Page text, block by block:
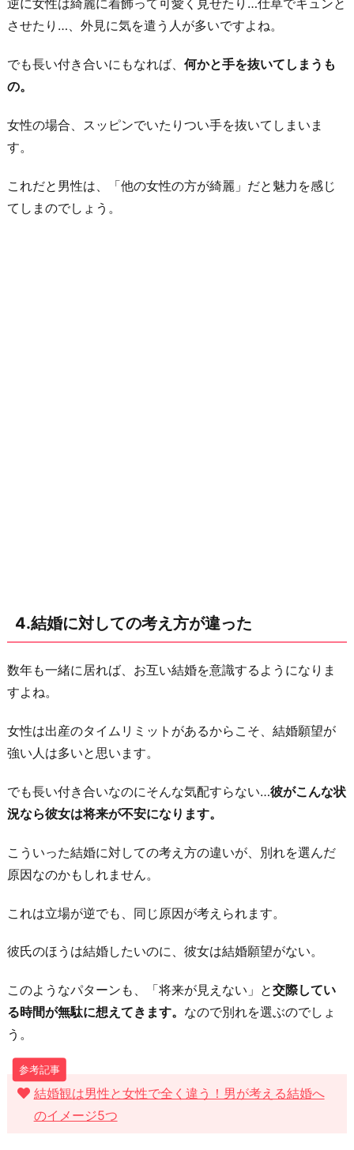
情
付
っ
逆に女性は綺麗に着飾って可愛く見せたり…仕草でキュンと
させたり…、外見に気を遣う人が多いですよね。
でも長い付き合いにもなれば、 何かと手を抜いてしまうも
の。
女性の場合、スッピンでいたりつい手を抜いてしまいま
す。
これだと男性は、「他の女性の方が綺麗」だと魅力を感じ
てしまのでしょう。
4.結婚に対しての考え方が違った
数年も一緒に居れば、お互い結婚を意識するようになりま
すよね。
女性は出産のタイムリミットがあるからこそ、結婚願望が
強い人は多いと思います。
でも長い付き合いなのにそんな気配すらない…彼がこんな状
況なら彼女は将来が不安になります。
こういった結婚に対しての考え方の違いが、別れを選んだ
原因なのかもしれません。
これは立場が逆でも、同じ原因が考えられます。
彼氏のほうは結婚したいのに、彼女は結婚願望がない。
このようなパターンも、「将来が見えない」と交際してい
る時間が無駄に想えてきます。 なので別れを選ぶのでしょ
う。
結婚観は男性と女性で全く違う！男が考える結婚へ
のイメージ5つ